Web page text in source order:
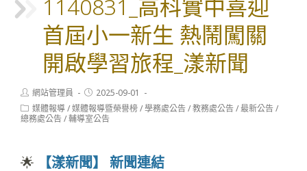
1140831_高科實中喜迎
首屆小一新生 熱鬧闖關
開啟學習旅程_漾新聞
Post
author:
網站管理員
Post
published:
2025-09-01
Post
category:
媒體報導/媒體報導暨榮譽榜/學務處公告/教務處公告/最新公告/
總務處公告/輔導室公告
🌟 【漾新聞】
新聞連結